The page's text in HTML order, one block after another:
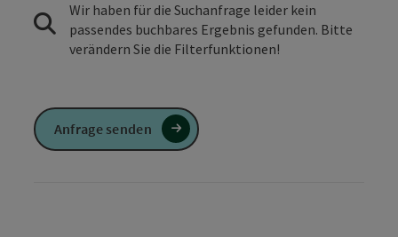
Wir haben für die Suchanfrage leider kein
passendes buchbares Ergebnis gefunden. Bitte
verändern Sie die Filterfunktionen!
Anfrage senden